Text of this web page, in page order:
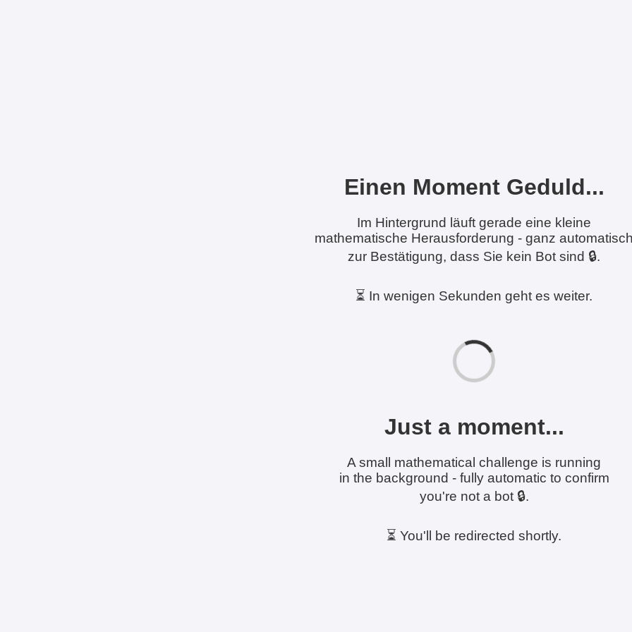
Einen Moment Geduld...
Im Hintergrund läuft gerade eine kleine
mathematische Herausforderung - ganz
zur Bestätigung, dass Sie kein Bot sind 🔒.
⏳ In wenigen Sekunden geht es weiter.
Just a moment...
A small mathematical challenge is running
in the background - fully automatic to confirm
you're not a bot 🔒.
⏳ You'll be redirected shortly.